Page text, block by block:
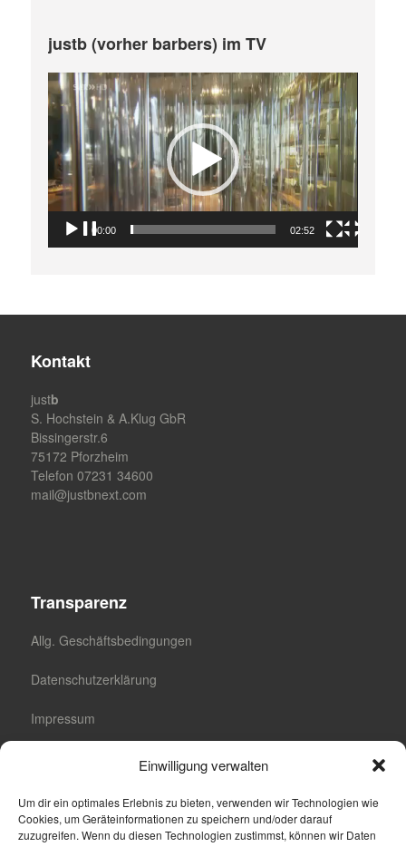
Einwilligung verwalten
Um dir ein optimales Erlebnis zu bieten, verwenden wir Technologien wie
Cookies, um Geräteinformationen zu speichern und/oder darauf
zuzugreifen. Wenn du diesen Technologien zustimmst, können wir Daten
justb (vorher barbers) im TV
Video-
Player
00:00 02:52
Kontakt
justb
S. Hochstein & A.Klug GbR
Bissingerstr.6
75172 Pforzheim
Telefon 07231 34600
mail@justbnext.com
Transparenz
Allg. Geschäftsbedingungen
Datenschutzerklärung
Impressum
Cookie-Richtlinie (EU)
Cookie-Einstellungen